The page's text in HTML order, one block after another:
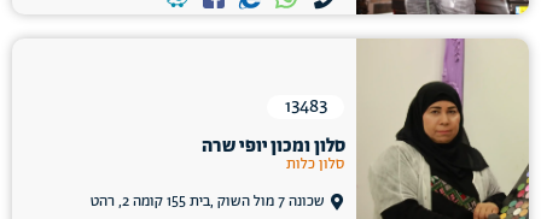
13483
סלון ומכון יופי שרה
סלון כלות
שכונה 7 מול השוק ,בית 155 קומה 2, רהט